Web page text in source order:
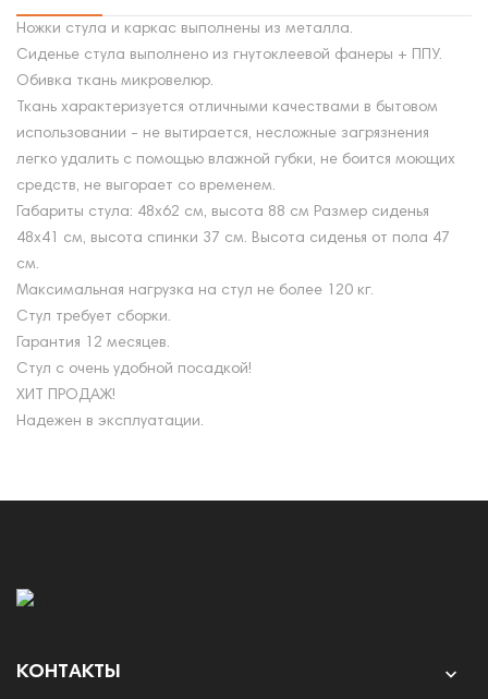
Ножки стула и каркас выполнены из металла.
Сиденье стула выполнено из гнутоклеевой фанеры + ППУ.
Обивка ткань микровелюр.
Ткань характеризуется отличными качествами в бытовом
использовании - не вытирается, несложные загрязнения
легко удалить с помощью влажной губки, не боится моющих
средств, не выгорает со временем.
Габариты стула: 48х62 см, высота 88 см Размер сиденья
48х41 см, высота спинки 37 см. Высота сиденья от пола 47
см.
Максимальная нагрузка на стул не более 120 кг.
Стул требует сборки.
Гарантия 12 месяцев.
Стул с очень удобной посадкой!
ХИТ ПРОДАЖ!
Надежен в эксплуатации.
КОНТАКТЫ 